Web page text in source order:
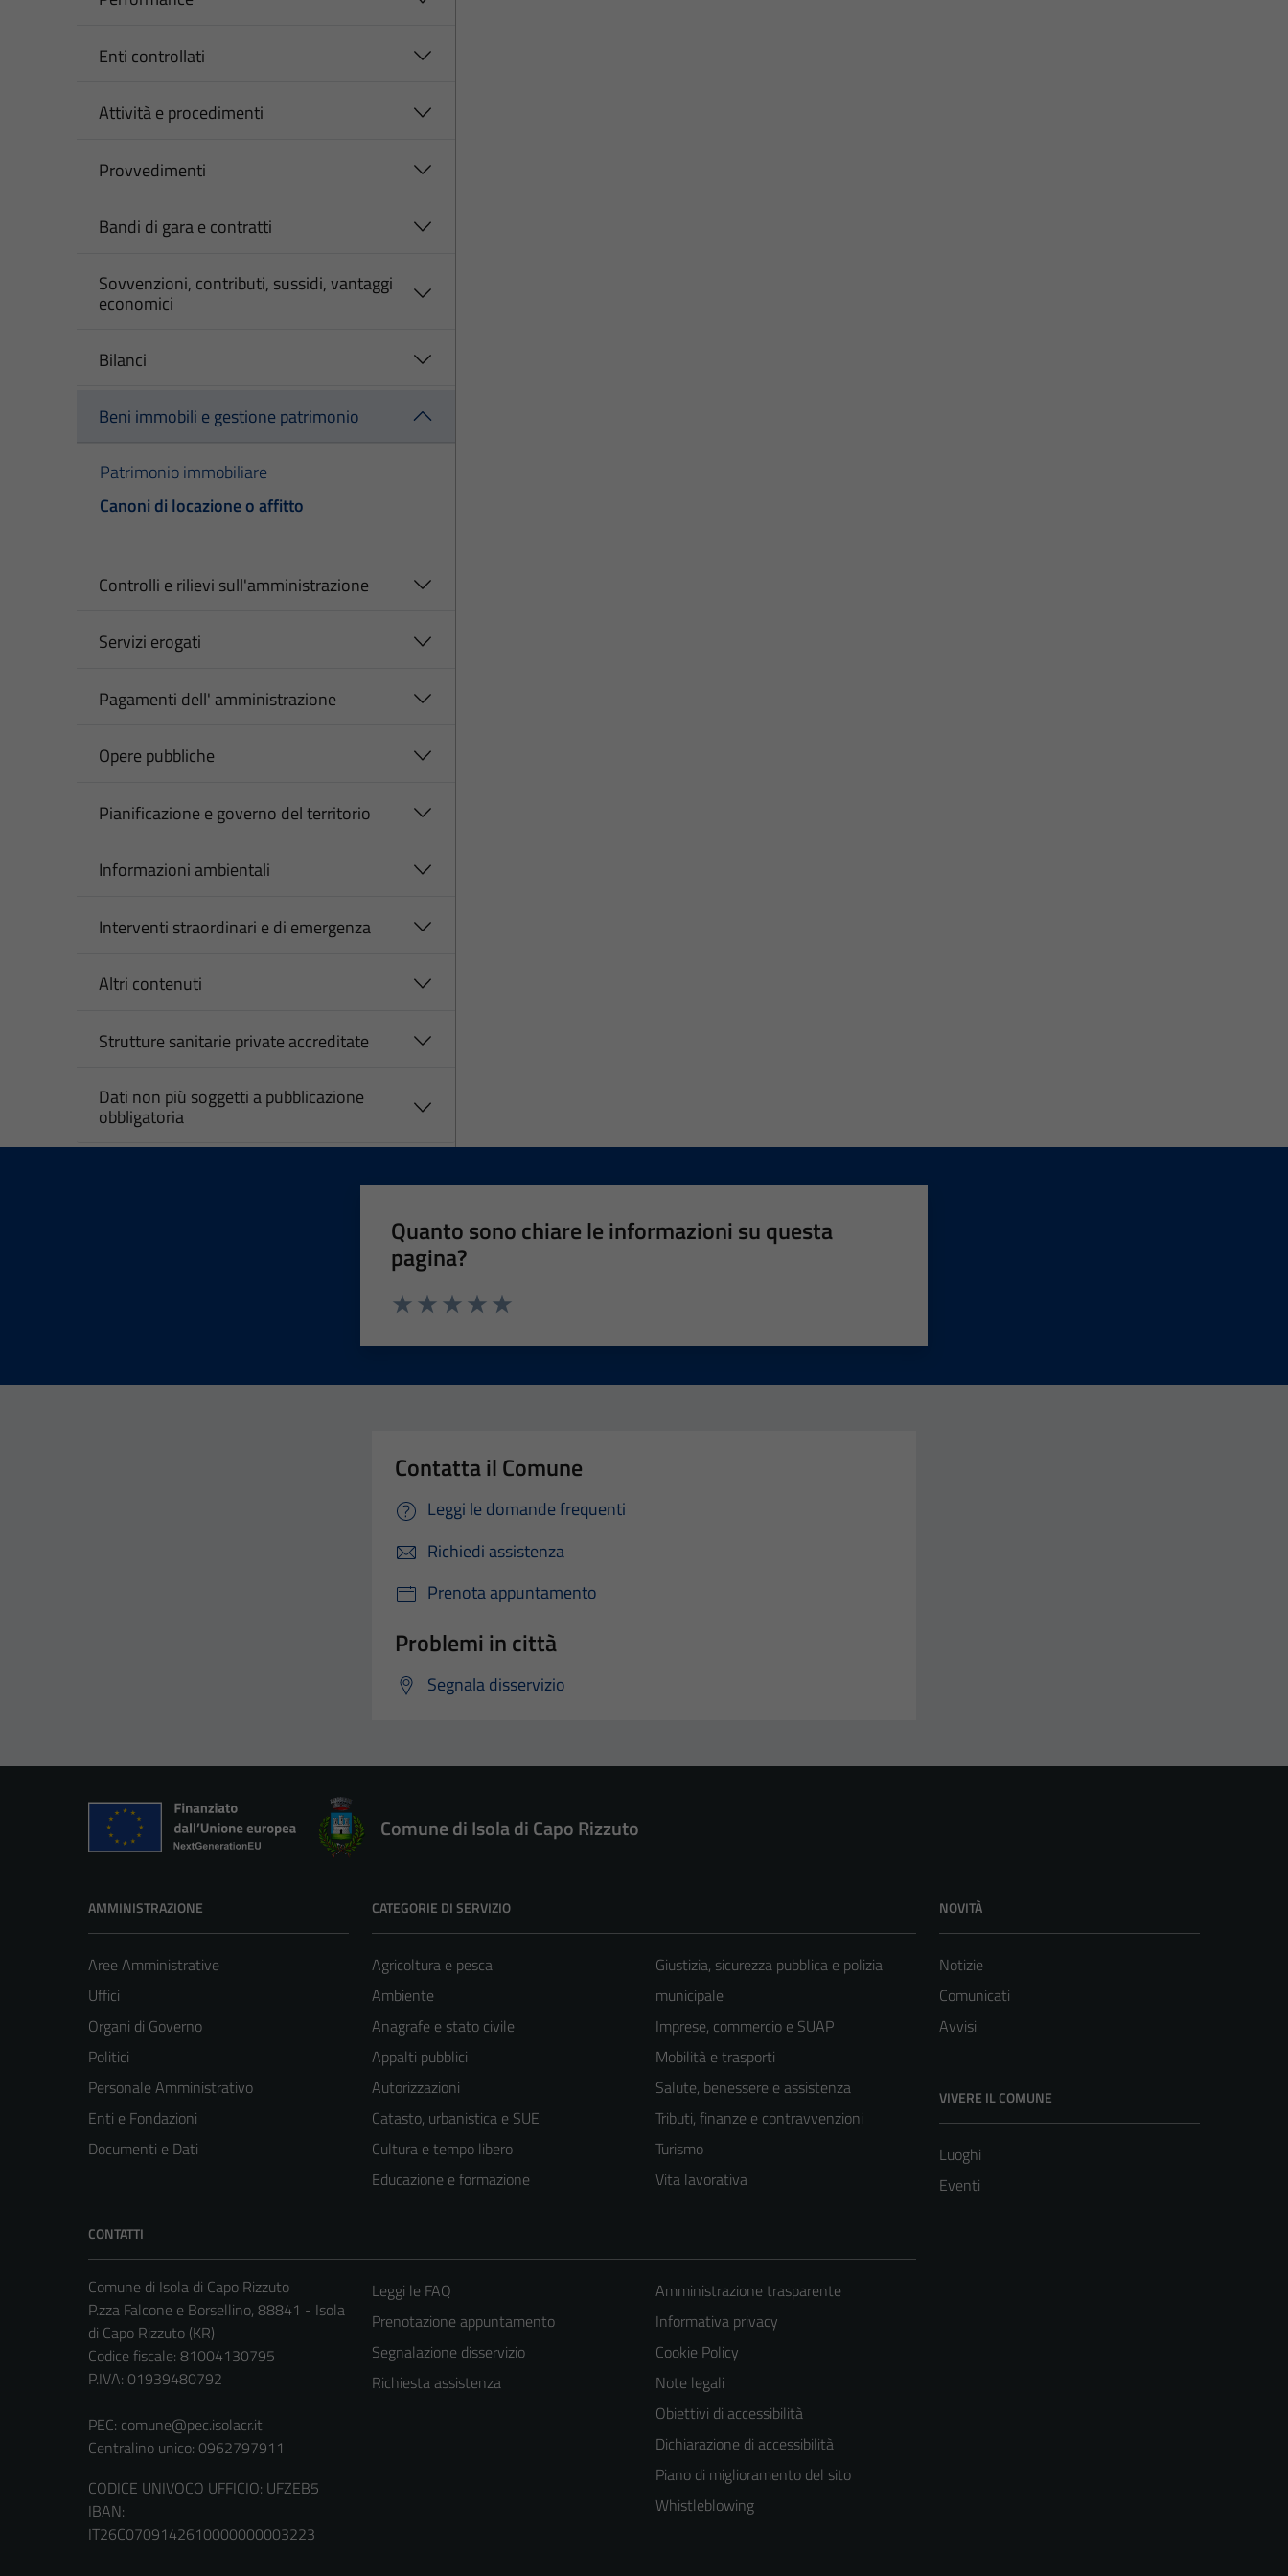
Enti controllati
Attività e procedimenti
Provvedimenti
Bandi di gara e contratti
Sovvenzioni, contributi, sussidi, vantaggi
economici
Bilanci
Beni immobili e gestione patrimonio
Patrimonio immobiliare
Canoni di locazione o affitto
Controlli e rilievi sull'amministrazione
Servizi erogati
Pagamenti dell' amministrazione
Opere pubbliche
Pianificazione e governo del territorio
Informazioni ambientali
Interventi straordinari e di emergenza
Altri contenuti
Strutture sanitarie private accreditate
Dati non più soggetti a pubblicazione
obbligatoria
Quanto sono chiare le informazioni su questa
pagina?
Contatta il Comune
Leggi le domande frequenti
Richiedi assistenza
Prenota appuntamento
Problemi in città
Segnala disservizio
Comune di Isola di Capo Rizzuto
AMMINISTRAZIONE
Aree Amministrative
Uffici
Organi di Governo
Politici
Personale Amministrativo
Enti e Fondazioni
Documenti e Dati
CATEGORIE DI SERVIZIO
Agricoltura e pesca
Ambiente
Anagrafe e stato civile
Appalti pubblici
Autorizzazioni
Catasto, urbanistica e SUE
Cultura e tempo libero
Educazione e formazione
Giustizia, sicurezza pubblica e polizia
municipale
Imprese, commercio e SUAP
Mobilità e trasporti
Salute, benessere e assistenza
Tributi, finanze e contravvenzioni
Turismo
Vita lavorativa
NOVITÀ
Notizie
Comunicati
Avvisi
VIVERE IL COMUNE
Luoghi
Eventi
CONTATTI
Comune di Isola di Capo Rizzuto
P.zza Falcone e Borsellino, 88841 - Isola
di Capo Rizzuto (KR)
Codice fiscale: 81004130795
P.IVA: 01939480792
PEC: comune@pec.isolacr.it
Centralino unico: 0962797911
CODICE UNIVOCO UFFICIO: UFZEB5
IBAN:
IT26C0709142610000000003223
Leggi le FAQ
Prenotazione appuntamento
Segnalazione disservizio
Richiesta assistenza
Amministrazione trasparente
Informativa privacy
Cookie Policy
Note legali
Obiettivi di accessibilità
Dichiarazione di accessibilità
Piano di miglioramento del sito
Whistleblowing
Tecnici
Questi cookie
sono necessari
per il